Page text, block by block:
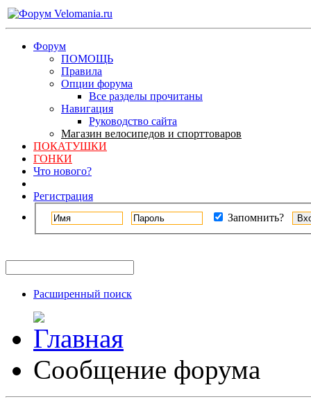
Форум
ПОМОЩЬ
Правила
Опции форума
Все разделы прочитаны
Навигация
Руководство сайта
Магазин велосипедов и спорттоваров
ПОКАТУШКИ
ГОНКИ
Что нового?
Регистрация
Запомнить?
Расширенный поиск
Сообщение форума